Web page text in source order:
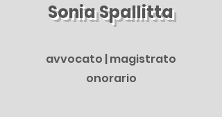
Sonia Spallitta
avvocato | magistrato
onorario